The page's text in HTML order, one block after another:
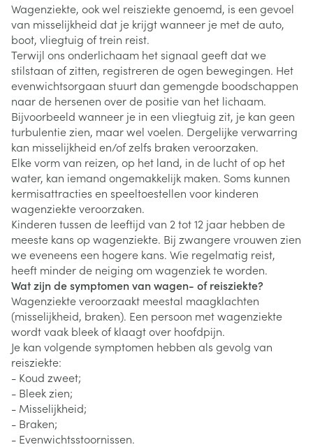
Wagenziekte, ook wel reisziekte genoemd, is een gevoel
van misselijkheid dat je krijgt wanneer je met de auto,
boot, vliegtuig of trein reist.
Terwijl ons onderlichaam het signaal geeft dat we
stilstaan of zitten, registreren de ogen bewegingen. Het
evenwichtsorgaan stuurt dan gemengde boodschappen
naar de hersenen over de positie van het lichaam.
Bijvoorbeeld wanneer je in een vliegtuig zit, je kan geen
turbulentie zien, maar wel voelen. Dergelijke verwarring
kan misselijkheid en/of zelfs braken veroorzaken.
Elke vorm van reizen, op het land, in de lucht of op het
water, kan iemand ongemakkelijk maken. Soms kunnen
kermisattracties en speeltoestellen voor kinderen
wagenziekte veroorzaken.
Kinderen tussen de leeftijd van 2 tot 12 jaar hebben de
meeste kans op wagenziekte. Bij zwangere vrouwen zien
we eveneens een hogere kans. Wie regelmatig reist,
heeft minder de neiging om wagenziek te worden.
Wat zijn de symptomen van wagen- of reisziekte?
Wagenziekte veroorzaakt meestal maagklachten
(misselijkheid, braken). Een persoon met wagenziekte
wordt vaak bleek of klaagt over hoofdpijn.
Je kan volgende symptomen hebben als gevolg van
reisziekte:
- Koud zweet;
- Bleek zien;
- Misselijkheid;
- Braken;
- Evenwichtsstoornissen.